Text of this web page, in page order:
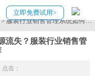
立即免费试用>
> 服装行业销售管理系统如何避
流失？服装行业销售管
点击：